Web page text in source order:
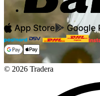
© 2026 Tradera